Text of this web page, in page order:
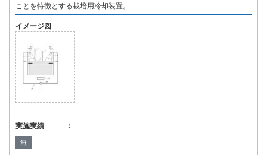
ことを特徴とする栽培用冷却装置。
イメージ図
実施実績 ：
無